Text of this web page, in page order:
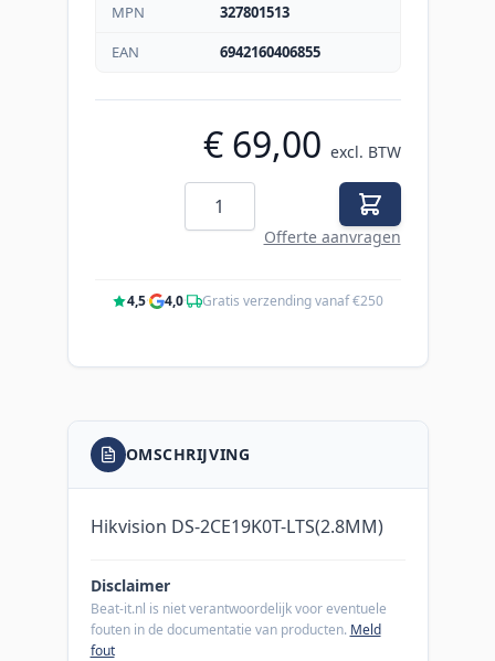
MPN
327801513
EAN
6942160406855
€ 69,00 excl. BTW
Aantal
Offerte aanvragen
4,5· 4,0· Gratis verzending vanaf €250
OMSCHRIJVING
Hikvision DS-2CE19K0T-LTS(2.8MM)
Disclaimer
Beat-it.nl is niet verantwoordelijk voor eventuele
fouten in de documentatie van producten. Meld
fout